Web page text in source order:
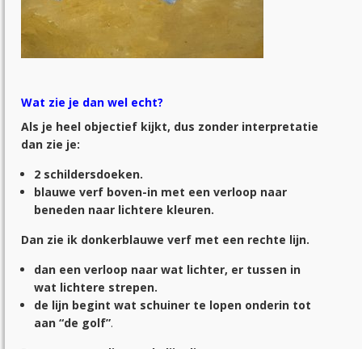
Wat zie je dan wel echt?
Als je heel objectief kijkt, dus zonder interpretatie
dan zie je:
2 schildersdoeken.
blauwe verf boven-in met een verloop naar
beneden naar lichtere kleuren.
Dan zie ik donkerblauwe verf met een rechte lijn.
dan een verloop naar wat lichter, er tussen in
wat lichtere strepen.
de lijn begint wat schuiner te lopen onderin tot
aan “de golf”.